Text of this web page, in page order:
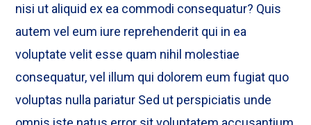
nisi ut aliquid ex ea commodi consequatur? Quis
autem vel eum iure reprehenderit qui in ea
voluptate velit esse quam nihil molestiae
consequatur, vel illum qui dolorem eum fugiat quo
voluptas nulla pariatur Sed ut perspiciatis unde